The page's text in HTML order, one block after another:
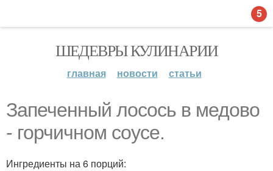
ШЕДЕВРЫ КУЛИНАРИИ
главная новости статьи
Запеченный лосось в медово
- горчичном соусе.
Ингредиенты на 6 порций:
5